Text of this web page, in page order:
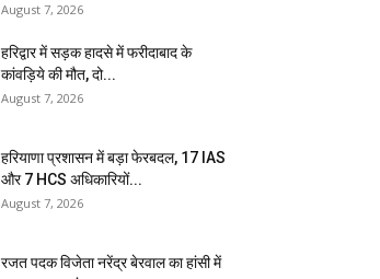
August 7, 2026
हरिद्वार में सड़क हादसे में फरीदाबाद के
कांवड़िये की मौत, दो...
August 7, 2026
हरियाणा प्रशासन में बड़ा फेरबदल, 17 IAS
और 7 HCS अधिकारियों...
August 7, 2026
रजत पदक विजेता नरेंद्र बेरवाल का हांसी में